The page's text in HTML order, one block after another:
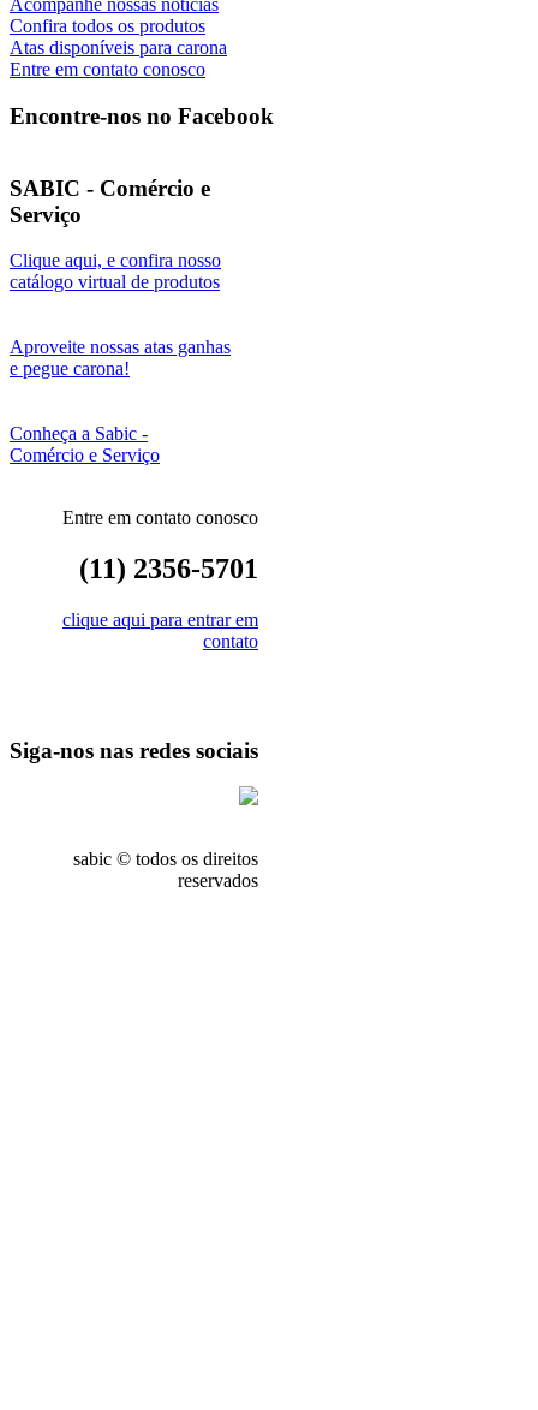
Acompanhe nossas notícias
Confira todos os produtos
Atas disponíveis para carona
Entre em contato conosco
Encontre-nos no Facebook
SABIC - Comércio e
Serviço
Clique aqui, e confira nosso
catálogo virtual de produtos
Aproveite nossas atas ganhas
e pegue carona!
Conheça a Sabic -
Comércio e Serviço
Entre em contato conosco
(11) 2356-5701
clique aqui para entrar em
contato
Siga-nos nas redes sociais
sabic © todos os direitos
reservados